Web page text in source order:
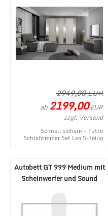
2949,00EUR
ab 2199,00EUR
zzgl. Versand
Schnell sichern - Tutto
Schlafzimmer Set Lea 5-teilig
Autobett GT 999 Medium mit
Scheinwerfer und Sound